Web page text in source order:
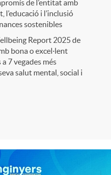
de l’entitat amb
l’educació i l’inclusió
sostenibles
Report 2025 de
bona o excel·lent
7 vegades més
salut mental, social i